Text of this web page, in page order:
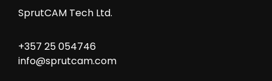
SprutCAM Tech Ltd.
+357 25 054746
info@sprutcam.com